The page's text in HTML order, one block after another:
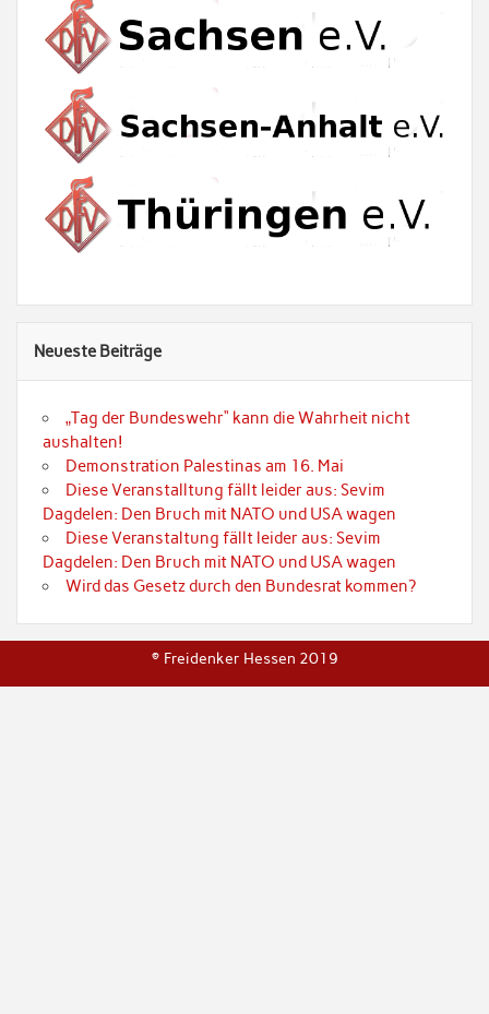
Neueste Beiträge
„Tag der Bundeswehr“ kann die Wahrheit nicht
aushalten!
Demonstration Palestinas am 16. Mai
Diese Veranstalltung fällt leider aus: Sevim
Dagdelen: Den Bruch mit NATO und USA wagen
Diese Veranstaltung fällt leider aus: Sevim
Dagdelen: Den Bruch mit NATO und USA wagen
Wird das Gesetz durch den Bundesrat kommen?
© Freidenker Hessen 2019